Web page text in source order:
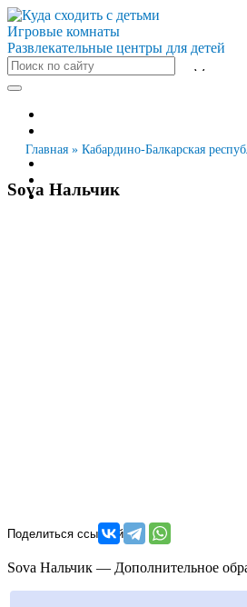
Игровые комнаты
Развлекательные центры для детей
Санкт-Петербург
Казань
Главная » Кабардино-Балкарская
Sova Нальчик
Sova Нальчик — Дополнительное